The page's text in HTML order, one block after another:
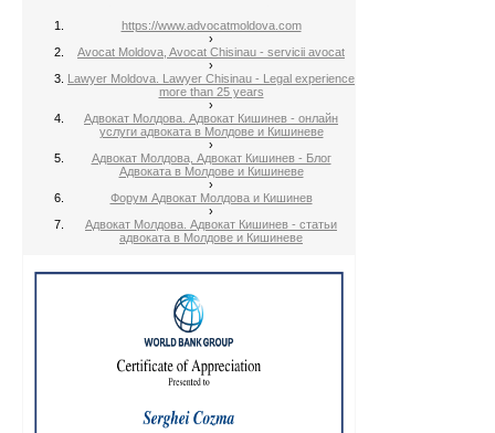
https://www.advocatmoldova.com
›
Avocat Moldova, Avocat Chisinau - servicii avocat
›
Lawyer Moldova. Lawyer Chisinau - Legal experience
more than 25 years
›
Адвокат Молдова. Адвокат Кишинев - онлайн
услуги адвоката в Молдове и Кишиневе
›
Адвокат Молдова, Адвокат Кишинев - Блог
Адвоката в Молдове и Кишиневе
›
Форум Адвокат Молдова и Кишинев
›
Адвокат Молдова. Адвокат Кишинев - статьи
адвоката в Молдове и Кишиневе